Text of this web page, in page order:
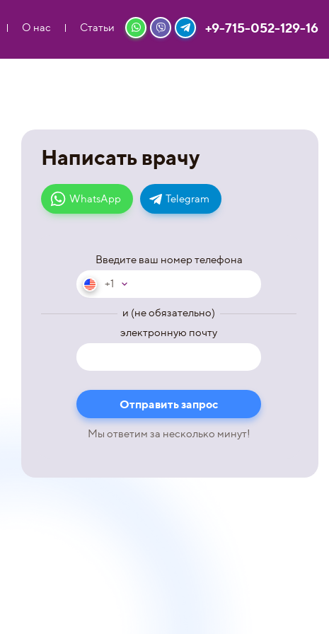
О нас Статьи +9-715-052-129-16
Написать врачу
WhatsApp Telegram
Введите ваш номер телефона
+1
и (не обязательно)
электронную почту
Мы ответим за несколько минут!